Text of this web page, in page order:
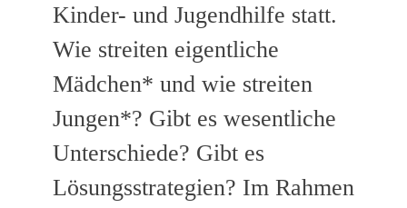
Kinder- und Jugendhilfe statt.
Wie streiten eigentliche
Mädchen* und wie streiten
Jungen*? Gibt es wesentliche
Unterschiede? Gibt es
Lösungsstrategien? Im Rahmen